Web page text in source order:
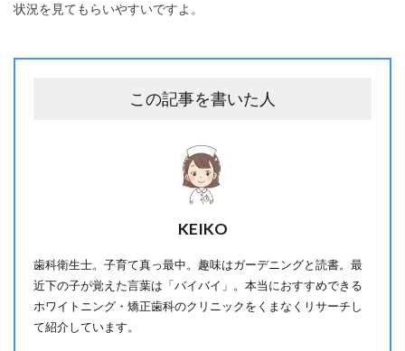
状況を見てもらいやすいですよ。
この記事を書いた人
KEIKO
歯科衛生士。子育て真っ最中。趣味はガーデニングと読書。最
近下の子が覚えた言葉は「バイバイ」。本当におすすめできる
ホワイトニング・矯正歯科のクリニックをくまなくリサーチし
て紹介しています。